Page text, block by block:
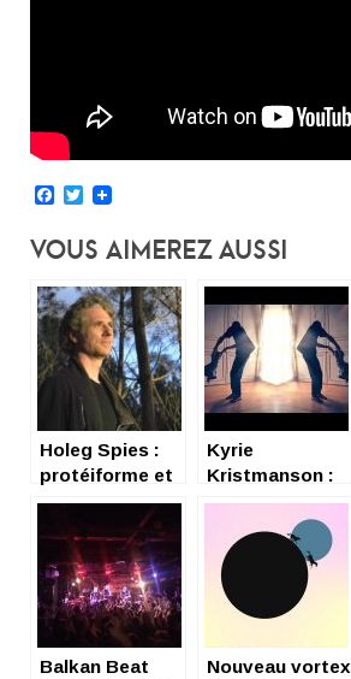
Facebook
Twitter
Vous Aimerez Aussi
Holeg Spies :
protéiforme et
polymorphe…
Kyrie
Kristmanson :
Brightly, Holy,
Balkan Beat
Nouveau vortex